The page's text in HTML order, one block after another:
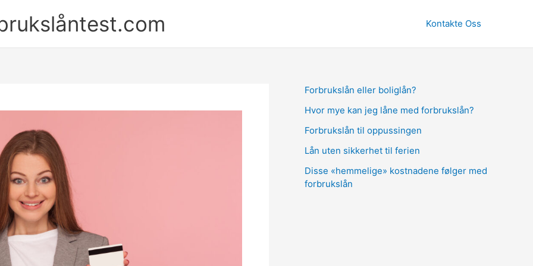
Kontakte Oss
Forbrukslån eller boliglån?
Hvor mye kan jeg låne med forbrukslån?
Forbrukslån til oppussingen
Lån uten sikkerhet til ferien
Disse «hemmelige» kostnadene følger med
forbrukslån